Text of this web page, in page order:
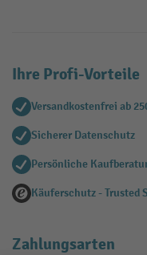
Ihre Profi-Vorteile
Versandkostenfrei ab
Sicherer Datenschutz
Persönliche
Käuferschutz - Trusted
Zahlungsarten